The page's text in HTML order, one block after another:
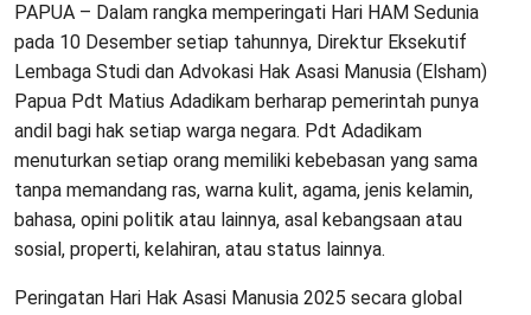
PAPUA – Dalam rangka memperingati Hari HAM Sedunia
pada 10 Desember setiap tahunnya, Direktur Eksekutif
Lembaga Studi dan Advokasi Hak Asasi Manusia (Elsham)
Papua Pdt Matius Adadikam berharap pemerintah punya
andil bagi hak setiap warga negara. Pdt Adadikam
menuturkan setiap orang memiliki kebebasan yang sama
tanpa memandang ras, warna kulit, agama, jenis kelamin,
bahasa, opini politik atau lainnya, asal kebangsaan atau
sosial, properti, kelahiran, atau status lainnya.
Peringatan Hari Hak Asasi Manusia 2025 secara global